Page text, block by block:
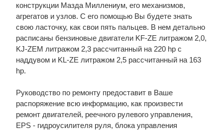
конструкции Мазда Миллениум, его механизмов,
агрегатов и узлов. С его помощью Вы будете знать
свою ласточку, как свои пять пальцев. В нем детально
расписаны бензиновые двигатели KF-ZE литражом 2,0,
KJ-ZEM литражом 2,3 рассчитанный на 220 hp с
наддувом и KL-ZE литражом 2,5 рассчитанный на 163
hp.
Руководство по ремонту предоставит в Ваше
распоряжение всю информацию, как произвести
ремонт двигателей, реечного рулевого управления,
EPS - гидроусилителя руля, блока управления